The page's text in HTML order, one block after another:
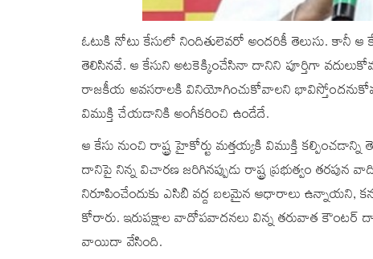
ఓటుకి నోటు కేసులో నిందితులెవరో అందరికీ తెలుసు. కానీ
తెలిసినవే. ఆ కేసుని అటకెక్కించేసినా దానిని పూర్తిగా
రాజకీయ అవసరాలకి వినియోగించుకోవాలని
విముక్తి చేయడానికి అంగీకరించి ఉండేదే.
ఆ కేసు నుంచి రాష్ట్ర హైకోర్టు మత్తయ్యకి విముక్తి
దానిపై నిన్న విచారణ జరిగినప్పుడు రాష్ట్ర ప్రభుత్వం
నిరూపించేందుకు ఎసిబి వద్ద బలమైన ఆధారాలు ఉన్నాయని,
కోరారు. ఇరుపక్షాల వాదోపవాదనలు విన్న తరువాత కౌంటర్
వాయిదా వేసింది.